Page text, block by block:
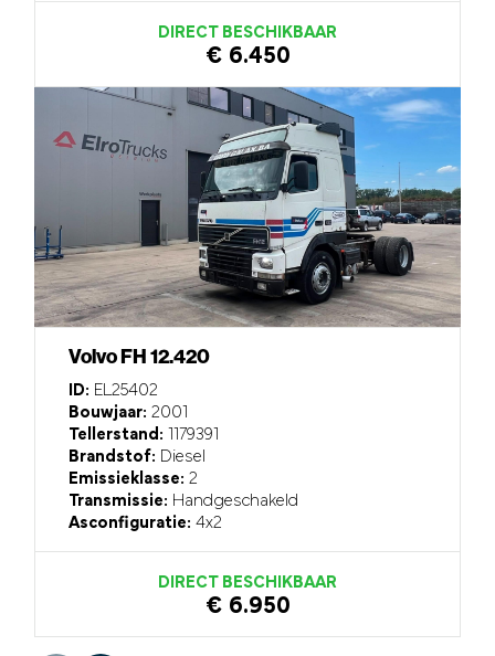
DIRECT BESCHIKBAAR
€ 6.450
Volvo FH 12.420
ID: EL25402
Bouwjaar: 2001
Tellerstand: 1179391
Brandstof: Diesel
Emissieklasse: 2
Transmissie: Handgeschakeld
Asconfiguratie: 4x2
DIRECT BESCHIKBAAR
€ 6.950